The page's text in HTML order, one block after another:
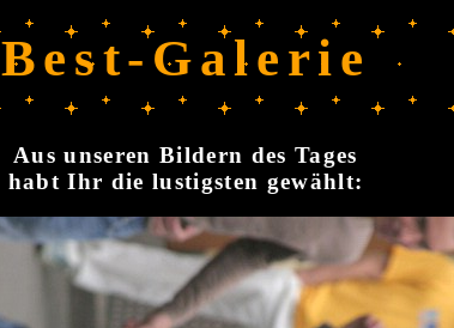
Best-Galerie
Aus unseren Bildern des Tages
habt Ihr die lustigsten gewählt: